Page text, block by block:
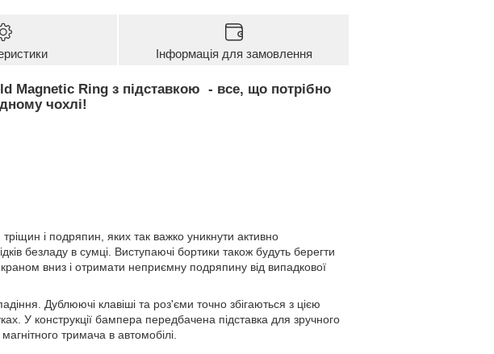
Інформація для замовлення
Ring з підставкою - все, що потрібно
чохлі!
і подряпин, яких так важко уникнути активно
безладу в сумці. Виступаючі бортики також будуть берегти
вниз і отримати неприємну подряпину від випадкової
Дублюючі клавіші та роз'єми точно збігаються з цією
У конструкції бампера передбачена підставка для зручного
тримача в автомобілі.